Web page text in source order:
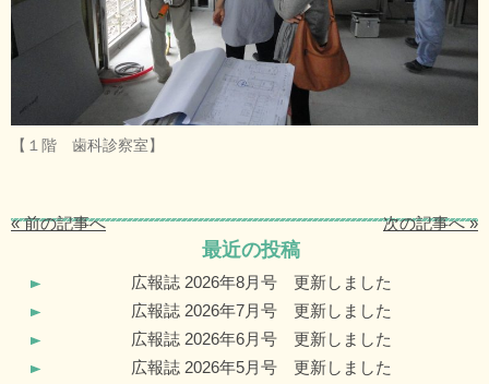
【１階 歯科診察室】
« 前の記事へ 次の記事へ »
最近の投稿
広報誌 2026年8月号 更新しました
広報誌 2026年7月号 更新しました
広報誌 2026年6月号 更新しました
広報誌 2026年5月号 更新しました